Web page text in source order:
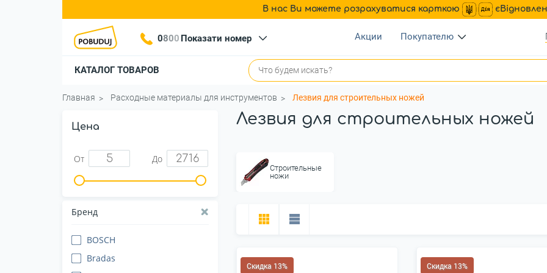
В нас Ви можете розрахуватися карткою
0800 Показати номер Акции Покупателю
КАТАЛОГ ТОВАРОВ
Главная Расходные материалы для инструментов Лезвия для строительных ножей
Цена
От До
Бренд
BOSCH
Bradas
Лезвия для строительных ножей
Строительные
ножи
Скидка 13% Скидка 13%